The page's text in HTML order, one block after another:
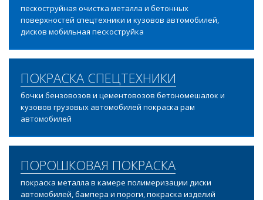
пескоструйная очистка металла и бетонных
поверхностей спецтехники и кузовов автомобилей,
дисков мобильная пескоструйка
ПОКРАСКА СПЕЦТЕХНИКИ
бочки бензовозов и цементовозов бетономешалок и
кузовов грузовых автомобилей покраска рам
автомобилей
ПОРОШКОВАЯ ПОКРАСКА
покраска металла в камере полимеризации диски
автомобилей, бампера и пороги, покраска изделий